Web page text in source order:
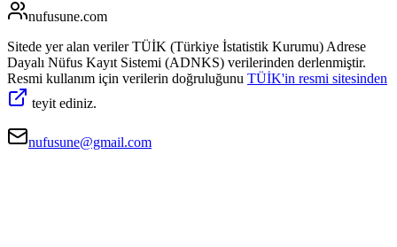
nufusune.com
Sitede yer alan veriler TÜİK (Türkiye İstatistik Kurumu) Adrese
Dayalı Nüfus Kayıt Sistemi (ADNKS) verilerinden derlenmiştir.
Resmi kullanım için verilerin doğruluğunu TÜİK'in resmi sitesinden
teyit ediniz.
nufusune@gmail.com